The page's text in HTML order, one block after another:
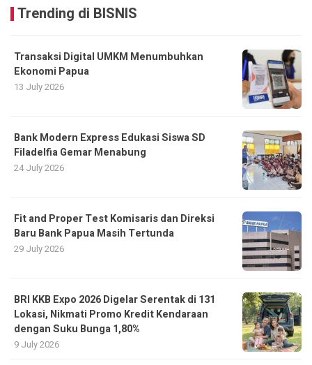
Trending di BISNIS
Transaksi Digital UMKM Menumbuhkan
Ekonomi Papua
13 July 2026
Bank Modern Express Edukasi Siswa SD
Filadelfia Gemar Menabung
24 July 2026
Fit and Proper Test Komisaris dan Direksi
Baru Bank Papua Masih Tertunda
29 July 2026
BRI KKB Expo 2026 Digelar Serentak di 131
Lokasi, Nikmati Promo Kredit Kendaraan
dengan Suku Bunga 1,80%
9 July 2026